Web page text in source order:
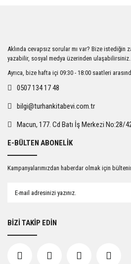
Ürün açıklamasında eksik bilgiler
Ürün bilgilerinde hatalar bulunuyor.
Ürün fiyatı diğer sitelerden daha pahalı.
Gönder
Aklında cevapsız sorular mı var? Bize istediğin
yazabilir, sosyal medya üzerinden ulaşabilirsiniz.
Ayrıca, bize hafta içi 09:30 - 18:00 saatleri
0507 134 17 48
bilgi@turhankitabevi.com.tr
Macun, 177. Cd Batı İş Merkezi No:28/
E-BÜLTEN ABONELİK
Kampanyalarımızdan haberdar olmak için
BİZİ TAKİP EDİN